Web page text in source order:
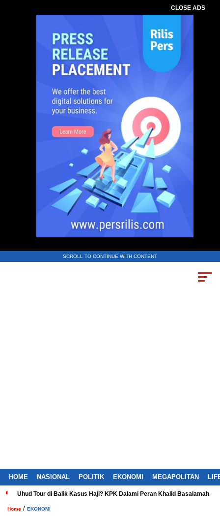
CLOSE ADS
SCROLL TO CONTINUE WITH CONTENT
HOME NASIONAL POLITIK EKONOMI MEGAPOLITAN
Uhud Tour di Balik Kasus Haji? KPK Dalami Peran Khalid Basalamah
Home / EKONOMI